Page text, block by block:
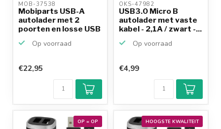
MOB-37538
Mobiparts USB-A
autolader met 2
poorten en losse USB
Op voorraad
€22,95
OKS-47982
USB3.0 Micro B
autolader met vaste
kabel - 2,1A / zwart -...
Op voorraad
€4,99
OP = OP HOOGSTE KWALITEIT